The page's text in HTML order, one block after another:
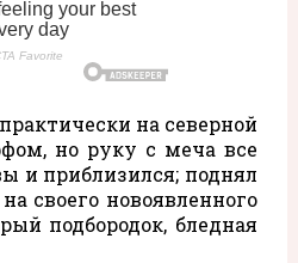
на северной
но руку с меча все
и приблизился; поднял
своего новоявленного
подбородок, бледная